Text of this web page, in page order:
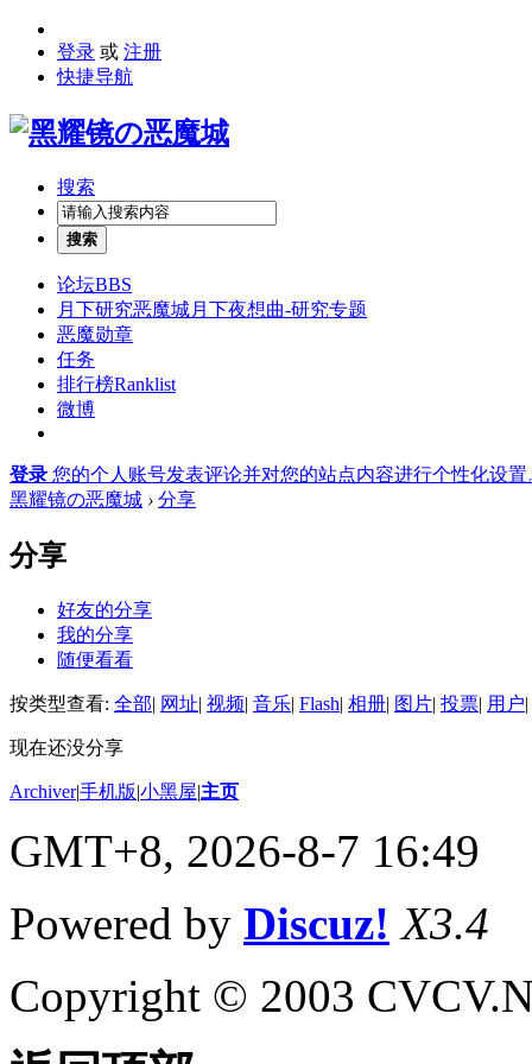
登录 或 注册
快捷导航
搜索
搜索
论坛BBS
月下研究恶魔城月下夜想曲-研究专题
恶魔勋章
任务
排行榜Ranklist
微博
登录 您的个人账号发表评论并对您的站点内容进行个性化设置
黑耀镜の恶魔城 › 分享
分享
好友的分享
我的分享
随便看看
按类型查看: 全部| 网址| 视频| 音乐| Flash| 相册| 图片| 投票| 用户|
现在还没分享
Archiver|手机版|小黑屋|主页
GMT+8, 2026-8-7 16:49
Powered by Discuz! X3.4
Copyright © 2003